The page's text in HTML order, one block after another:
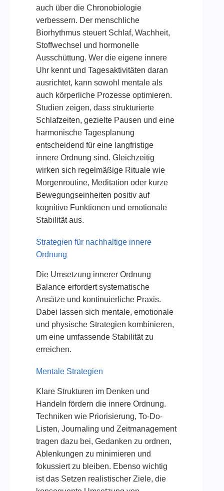
auch über die Chronobiologie
verbessern. Der menschliche
Biorhythmus steuert Schlaf, Wachheit,
Stoffwechsel und hormonelle
Ausschüttung. Wer die eigene innere
Uhr kennt und Tagesaktivitäten daran
ausrichtet, kann sowohl mentale als
auch körperliche Prozesse optimieren.
Studien zeigen, dass strukturierte
Schlafzeiten, gezielte Pausen und eine
harmonische Tagesplanung
entscheidend für eine langfristige
innere Ordnung sind. Gleichzeitig
wirken sich regelmäßige Rituale wie
Morgenroutine, Meditation oder kurze
Bewegungseinheiten positiv auf
kognitive Funktionen und emotionale
Stabilität aus.
Strategien für nachhaltige innere
Ordnung
Die Umsetzung innerer Ordnung
Balance erfordert systematische
Ansätze und kontinuierliche Praxis.
Dabei lassen sich mentale, emotionale
und physische Strategien kombinieren,
um eine umfassende Stabilität zu
erreichen.
Mentale Strategien
Klare Strukturen im Denken und
Handeln fördern die innere Ordnung.
Techniken wie Priorisierung, To-Do-
Listen, Journaling und Zeitmanagement
tragen dazu bei, Gedanken zu ordnen,
Ablenkungen zu minimieren und
fokussiert zu bleiben. Ebenso wichtig
ist das Setzen realistischer Ziele, die